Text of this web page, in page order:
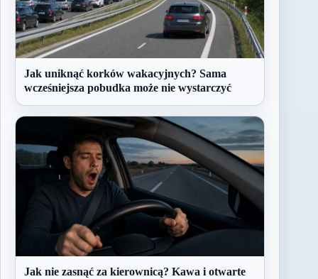
Jak uniknąć korków wakacyjnych? Sama
wcześniejsza pobudka może nie wystarczyć
Jak nie zasnąć za kierownicą? Kawa i otwarte